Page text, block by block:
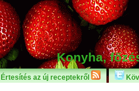
Konyha,
Értesítés az új receptekről